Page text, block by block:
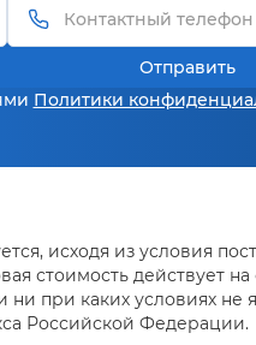
Отправить
Политики
исходя из условия
стоимость действует
при каких условиях не
Российской Федерации.